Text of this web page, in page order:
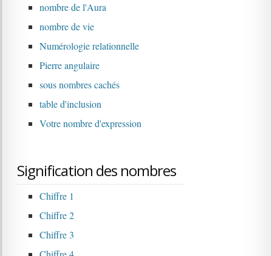
nombre de l'Aura
nombre de vie
Numérologie relationnelle
Pierre angulaire
sous nombres cachés
table d'inclusion
Votre nombre d'expression
Signification des nombres
Chiffre 1
Chiffre 2
Chiffre 3